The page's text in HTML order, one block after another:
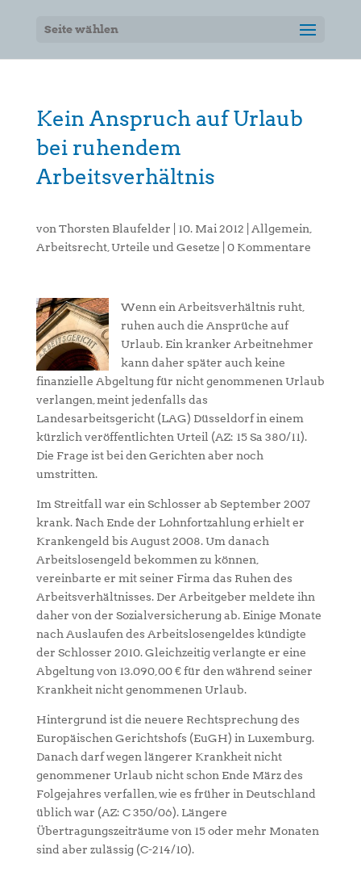
Seite wählen
Kein Anspruch auf Urlaub
bei ruhendem
Arbeitsverhältnis
von Thorsten Blaufelder 10. Mai 2012 Allgemein
Arbeitsrecht, Urteile und Gesetze 0 Kommentare
Wenn ein Arbeitsverhältnis ruht,
ruhen auch die Ansprüche auf
Urlaub. Ein kranker Arbeitnehmer
kann daher später auch keine
finanzielle Abgeltung für nicht genommenen Urlaub
verlangen, meint jedenfalls das
Landesarbeitsgericht (LAG) Düsseldorf in einem
kürzlich veröffentlichten Urteil (AZ: 15 Sa 380/11).
Die Frage ist bei den Gerichten aber noch
umstritten.
Im Streitfall war ein Schlosser ab September 2007
krank. Nach Ende der Lohnfortzahlung erhielt er
Krankengeld bis August 2008. Um danach
Arbeitslosengeld bekommen zu können,
vereinbarte er mit seiner Firma das Ruhen des
Arbeitsverhältnisses. Der Arbeitgeber meldete ihn
daher von der Sozialversicherung ab. Einige Monate
nach Auslaufen des Arbeitslosengeldes kündigte
der Schlosser 2010. Gleichzeitig verlangte er eine
Abgeltung von 13.090,00 € für den während seiner
Krankheit nicht genommenen Urlaub.
Hintergrund ist die neuere Rechtsprechung des
Europäischen Gerichtshofs (EuGH) in Luxemburg.
Danach darf wegen längerer Krankheit nicht
genommener Urlaub nicht schon Ende März des
Folgejahres verfallen, wie es früher in Deutschland
üblich war (AZ: C 350/06). Längere
Übertragungszeiträume von 15 oder mehr Monaten
sind aber zulässig (C-214/10).